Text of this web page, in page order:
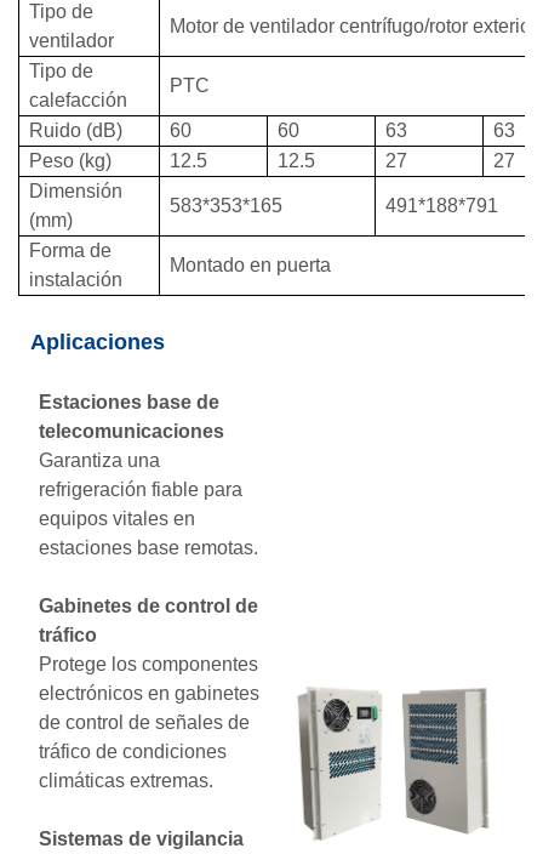
Tipo de
ventilador
Motor de ventilador centrífugo/rotor
Tipo de
calefacción
PTC
Ruido (dB) 60 60 63
63
Peso (kg)
12.5 12.5 27
27
Dimensión
(mm)
583*353*165 491*188*791
Forma de
instalación
Montado en puerta
Aplicaciones
Estaciones base de
telecomunicaciones
Garantiza una
refrigeración fiable para
equipos vitales en
estaciones base remotas.
Gabinetes de control de
tráfico
Protege los componentes
electrónicos en gabinetes
de control de señales de
tráfico de condiciones
climáticas extremas.
Sistemas de vigilancia